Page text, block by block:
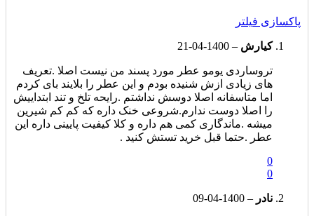
پاکسازی فیلتر
کیارش –
1400-04-21
تروساردی یومو عطر مورد پسند من نیست اصلا .تعریف
های زیادی ازش شنیده بودم و این عطر را بلایند بای کردم
اما متاسفانه اصلا دوسش نداشتم .رایحه تلخ و تند ابتداییش
را اصلا دوست ندارم.شروعی خنک داره که کم کم شیرین
میشه .ماندگاری کمی هم داره و کلا کیفیت پایینی داره این
عطر .حتما قبل خرید تستش کنید .
0
0
نادر –
1400-04-09